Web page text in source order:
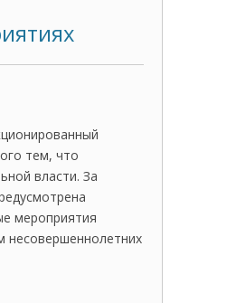
тем, что
власти. За
мероприятия
несовершеннолетних